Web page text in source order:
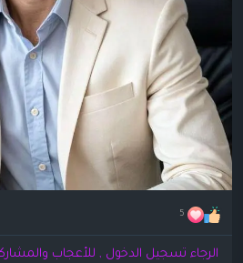
5
الرجاء تسجيل الدخول , للأعجاب